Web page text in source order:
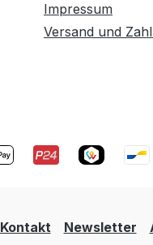
Impressum
Versand und
Kontakt Newsletter